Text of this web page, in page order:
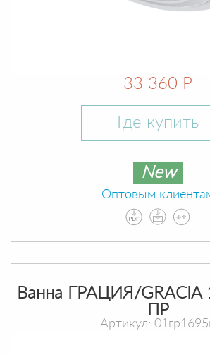
33 360 Р
Где купить
New
Оптовым
Ванна ГРАЦИЯ/GRACIA
ПР
Артикул: